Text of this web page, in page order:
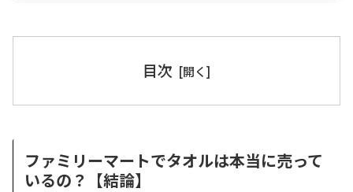
目次
ファミリーマートでタオルは本当に売って
いるの？【結論】